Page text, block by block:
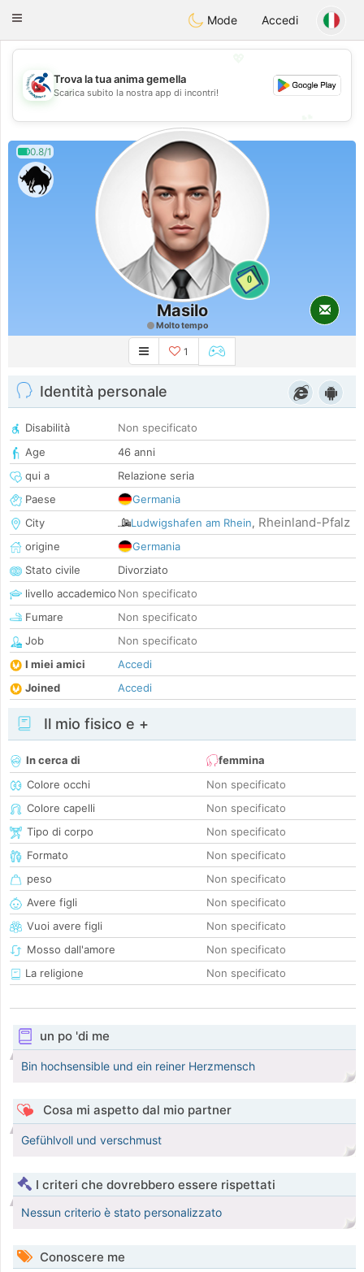
Handi Space
Toggle
Mode Accedi
💖
💕
Trova la tua anima gemella
Scarica subito la nostra app di incontri!
0.8/1
0
Masilo
Molto tempo
1
Identità personale
Disabilità
Non specificato
Age
46 anni
qui a
Relazione seria
Paese
Germania
City
Ludwigshafen am Rhein, Rheinland-Pfalz
origine
Germania
Stato civile
Divorziato
livello accademico Non specificato
Fumare
Non specificato
Job
Non specificato
I miei amici
Accedi
Joined
Accedi
Il mio fisico e +
In cerca di
femmina
Colore occhi
Non specificato
Colore capelli
Non specificato
Tipo di corpo
Non specificato
Formato
Non specificato
peso
Non specificato
Avere figli
Non specificato
Vuoi avere figli
Non specificato
Mosso dall'amore
Non specificato
La religione
Non specificato
un po 'di me
Bin hochsensible und ein reiner Herzmensch
Cosa mi aspetto dal mio partner
Gefühlvoll und verschmust
I criteri che dovrebbero essere rispettati
Nessun criterio è stato personalizzato
Conoscere me